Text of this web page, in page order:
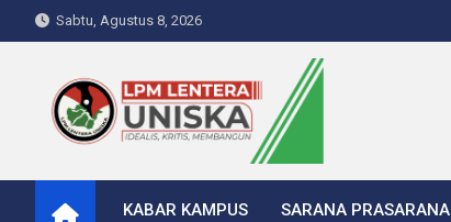
to
Sabtu, Agustus 8, 2026
LPM Lentera Uniska
Portal Berita Kampus
KABAR KAMPUS
SARANA PRASARANA